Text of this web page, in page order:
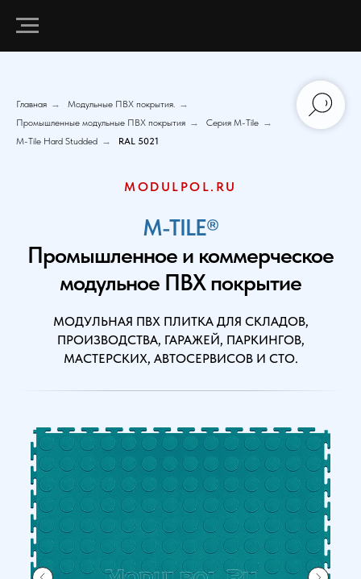
Главная → Модульные ПВХ покрытия. →
Промышленные модульные ПВХ покрытия → Серия M-Tile →
M-Tile Hard Studded → RAL 5021
MODULPOL.RU
M-TILE®
Промышленное и коммерческое
модульное ПВХ покрытие
МОДУЛЬНАЯ ПВХ ПЛИТКА ДЛЯ СКЛАДОВ,
ПРОИЗВОДСТВА, ГАРАЖЕЙ, ПАРКИНГОВ,
МАСТЕРСКИХ, АВТОСЕРВИСОВ И СТО.